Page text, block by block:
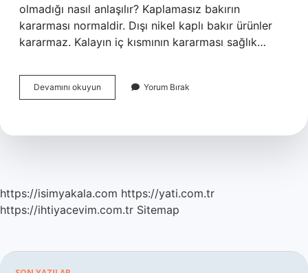
olmadığı nasıl anlaşılır? Kaplamasız bakırın
kararması normaldir. Dışı nikel kaplı bakır ürünler
kararmaz. Kalayın iç kısmının kararması sağlık…
Devamını okuyun
Ve
Ayırt
Yorum Bırak
https://isimyakala.com https://yati.com.tr
https://ihtiyacevim.com.tr Sitemap